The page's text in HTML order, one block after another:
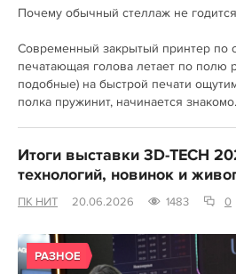
Почему обычный стеллаж не
Современный закрытый принтер по
печатающая голова летает по полю
подобные) на быстрой печати
полка пружинит, начинается
Итоги выставки 3D-TECH
технологий, новинок и
ПК НИТ 20.06.2026 1483 0
РАЗНОЕ